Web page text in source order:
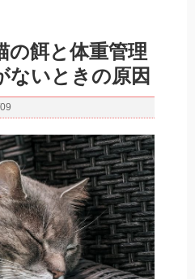
の餌と体重管理
ないときの原因